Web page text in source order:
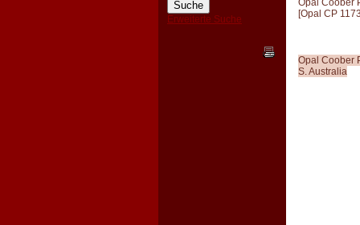
Erweiterte Suche
Opal Coober
[Opal CP 1173
Opal Coober
S. Australia